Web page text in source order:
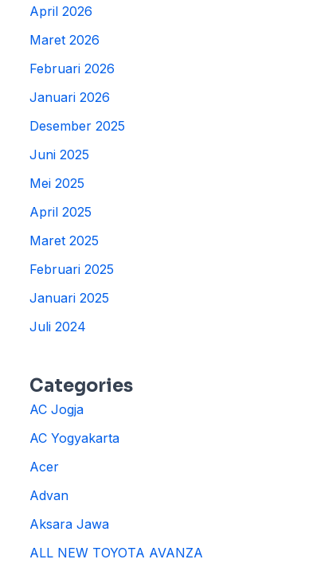
April 2026
Maret 2026
Februari 2026
Januari 2026
Desember 2025
Juni 2025
Mei 2025
April 2025
Maret 2025
Februari 2025
Januari 2025
Juli 2024
Categories
AC Jogja
AC Yogyakarta
Acer
Advan
Aksara Jawa
ALL NEW TOYOTA AVANZA